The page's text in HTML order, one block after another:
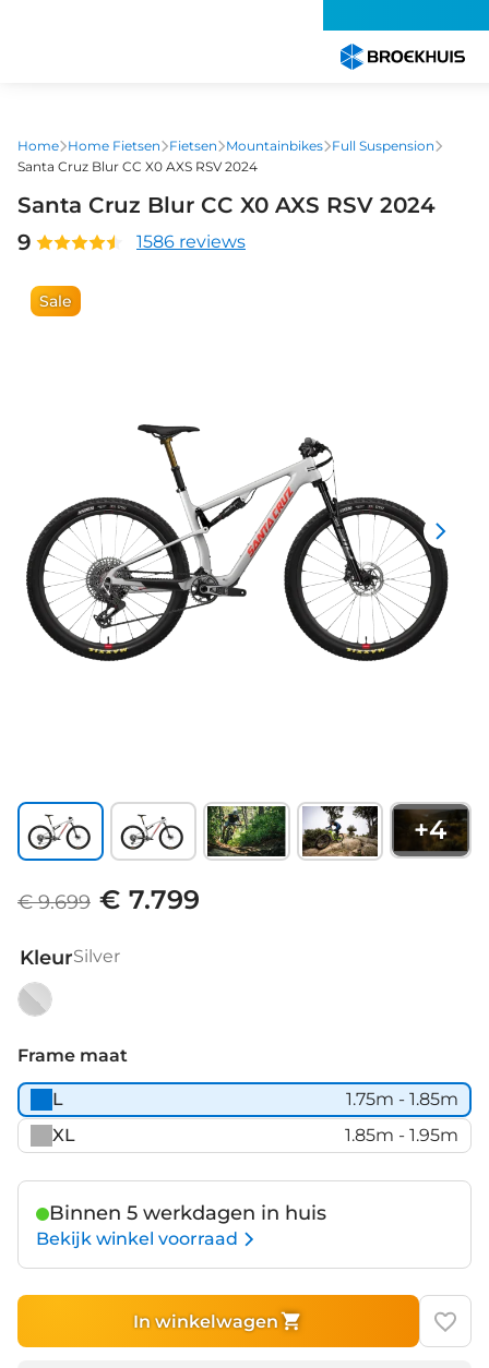
gaan
Home Home Fietsen Fietsen Mountainbikes Full Suspension
Santa Cruz Blur CC X0 AXS RSV 2024
Santa Cruz Blur CC X0 AXS RSV 2024
9
1586 reviews
Sale
+4
€ 9.699 € 7.799
KleurSilver
Frame maat
L
1.75m - 1.85m
XL
1.85m - 1.95m
Binnen 5 werkdagen in huis
Bekijk winkel voorraad
In winkelwagen